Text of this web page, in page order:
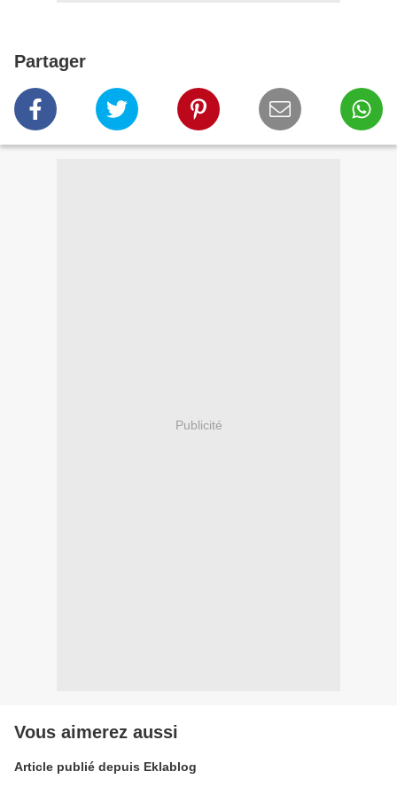
Partager
Publicité
Vous aimerez aussi
Article publié depuis Eklablog